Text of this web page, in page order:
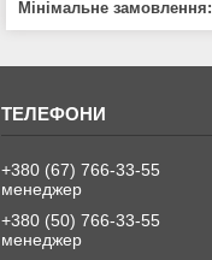
Мінімальне замовлення:
+380 (67) 766-33-55
менеджер
+380 (50) 766-33-55
менеджер